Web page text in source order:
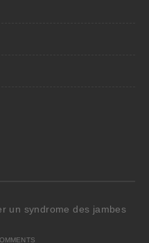
un syndrome des jambes